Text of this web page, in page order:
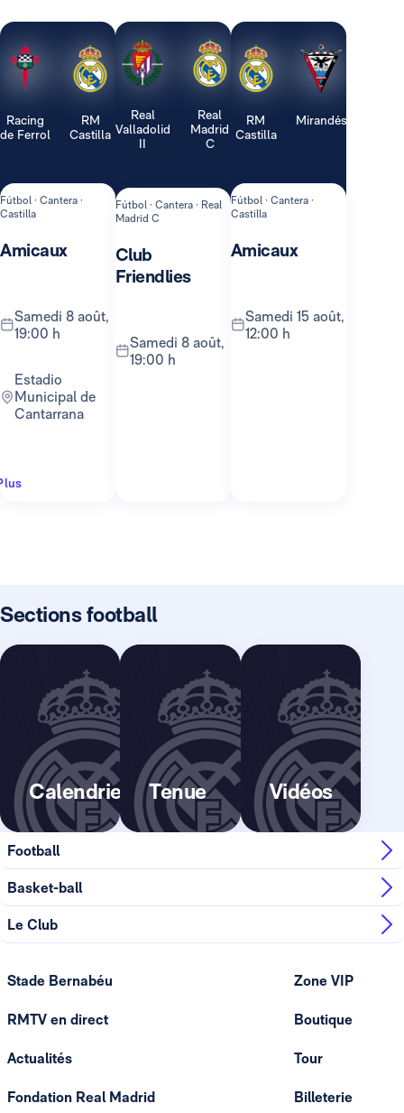
Racing
de Ferrol
RM
Castilla
Fútbol · Cantera ·
Castilla
Amicaux
samedi 8 août,
19:00 h
Estadio
Municipal de
Cantarrana
Real
Valladolid
II
Real
Madrid
C
Fútbol · Cantera · Real
Madrid C
Club
Friendlies
samedi 8 août,
19:00 h
RM
Castilla
Mirandés
Fútbol · Cantera ·
Castilla
Amicaux
samedi 15 août,
12:00 h
Sections football
Calendrier Tenue Vidéos
Football
Basket-ball
Le Club
Stade Bernabéu
RMTV en direct
Actualités
Fondation Real Madrid
Zone VIP
Boutique
Tour
Billeterie